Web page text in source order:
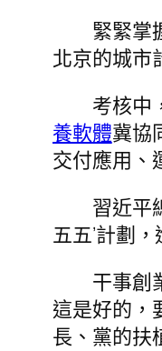
緊緊掌
北京的城市
考核中
養軟體冀協
交付應用、
習近平
五五’計劃
干事創
這是好的，
長、黨的扶